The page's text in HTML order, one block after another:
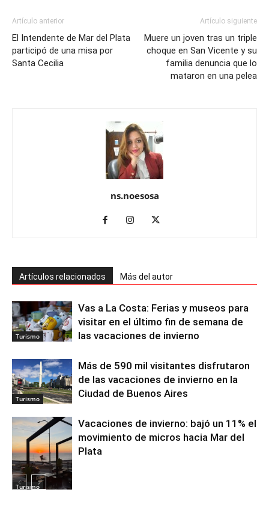
Artículo anterior
El Intendente de Mar del Plata
participó de una misa por
Santa Cecilia
Artículo siguiente
Muere un joven tras un triple
choque en San Vicente y su
familia denuncia que lo
mataron en una pelea
ns.noesosa
Artículos relacionados Más del autor
Turismo
Vas a La Costa: Ferias y museos para
visitar en el último fin de semana de
las vacaciones de invierno
Turismo
Más de 590 mil visitantes disfrutaron
de las vacaciones de invierno en la
Ciudad de Buenos Aires
Turismo
Vacaciones de invierno: bajó un 11% el
movimiento de micros hacia Mar del
Plata